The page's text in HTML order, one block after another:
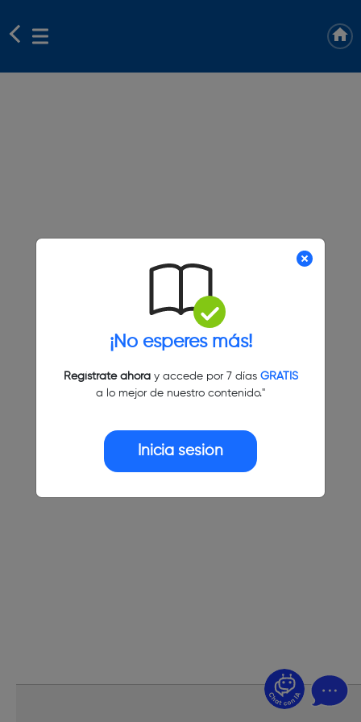
¡No esperes más!
Regístrate ahoray accede por 7 días GRATIS
a lo mejor de nuestro contenido."
Inicia sesión